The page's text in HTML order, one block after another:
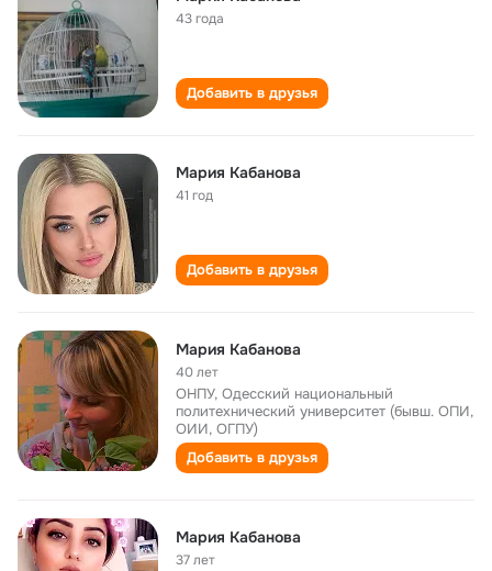
43 года
Добавить в друзья
Мария Кабанова
41 год
Добавить в друзья
Мария Кабанова
40 лет
ОНПУ, Одесский национальный
политехнический университет (бывш. ОПИ,
ОИИ, ОГПУ)
Добавить в друзья
Мария Кабанова
37 лет